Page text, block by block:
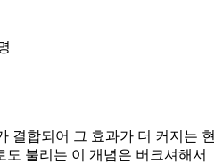
결합되어 그 효과가 더 커지는 현
불리는 이 개념은 버크셔해서